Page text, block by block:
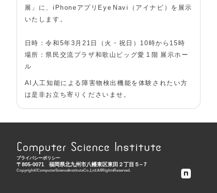
展」に、iPhoneアプリEye Navi（アイナビ）を展示
いたします。
日時：令和5年3月21日（火・祝日）10時から15時
場所：県民交流プラザ和歌山ビッグ愛 1 階 展示ホー
ル
AI人工知能による障害物検出機能を体験されたい方
は是非お立ち寄りくださいませ。
プライバシーポリシー
〒805-0071 福岡県北九州市八幡東区東田２丁目５−７
Copyright © Computer Science Institute Co., Ltd. All Rights Reserved.